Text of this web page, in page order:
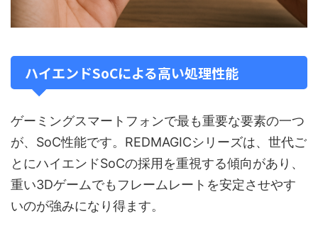
ハイエンドSoCによる高い処理性能
ゲーミングスマートフォンで最も重要な要素の一つ
が、SoC性能です。REDMAGICシリーズは、世代ご
とにハイエンドSoCの採用を重視する傾向があり、
重い3Dゲームでもフレームレートを安定させやす
いのが強みになり得ます。